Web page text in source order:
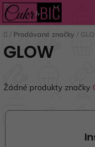
Přejít
na
obsah
Domů
/ Prodávané značky /
GLOW
Žádné produkty značky
á